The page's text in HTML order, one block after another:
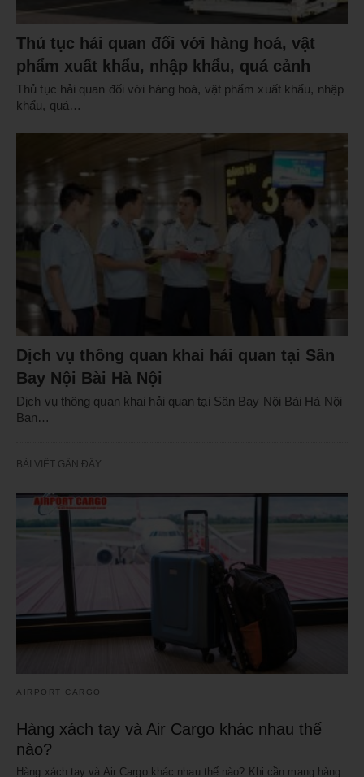
Thủ tục hải quan đối với hàng hoá, vật
phẩm xuất khẩu, nhập khẩu, quá cảnh
Thủ tục hải quan đối với hàng hoá, vật phẩm xuất khẩu, nhập
khẩu, quá…
Dịch vụ thông quan khai hải quan tại Sân
Bay Nội Bài Hà Nội
Dịch vụ thông quan khai hải quan tại Sân Bay Nội Bài Hà Nội
Bạn…
BÀI VIẾT GẦN ĐÂY
AIRPORT CARGO
Hàng xách tay và Air Cargo khác nhau thế
nào?
Hàng xách tay và Air Cargo khác nhau thế nào? Khi cần mang hàng